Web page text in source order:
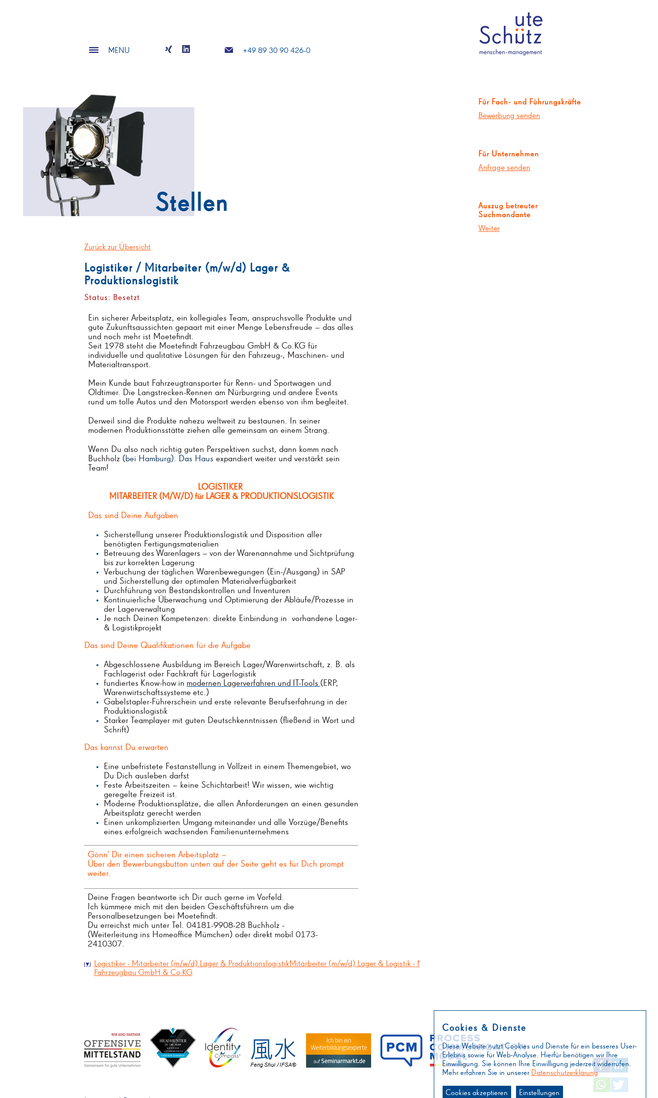
MENU +49 89 30 90 426-0
Stellen
Zurück zur Übersicht
Logistiker / Mitarbeiter (m/w/d) Lager &
Produktionslogistik
Status: Besetzt
Ein sicherer Arbeitsplatz, ein kollegiales Team, anspruchsvolle Produkte und
gute Zukunftsaussichten gepaart mit einer Menge Lebensfreude – das alles
und noch mehr ist Moetefindt.
Seit 1978 steht die Moetefindt Fahrzeugbau GmbH & Co.KG für
individuelle und qualitative Lösungen für den Fahrzeug-, Maschinen- und
Materialtransport.
Mein Kunde baut Fahrzeugtransporter für Renn- und Sportwagen und
Oldtimer. Die Langstrecken-Rennen am Nürburgring und andere Events
rund um tolle Autos und den Motorsport werden ebenso von ihm begleitet.
Derweil sind die Produkte nahezu weltweit zu bestaunen. In seiner
modernen Produktionsstätte ziehen alle gemeinsam an einem Strang.
Wenn Du also nach richtig guten Perspektiven suchst, dann komm nach
Buchholz (bei Hamburg). Das Haus expandiert weiter und verstärkt sein
Team!
LOGISTIKER
MITARBEITER (M/W/D)für LAGER & PRODUKTIONSLOGISTIK
Das sind Deine Aufgaben
Sicherstellung unserer Produktionslogistik und Disposition aller
benötigten Fertigungsmaterialien
Betreuung des Warenlagers – von der Warenannahme und Sichtprüfung
bis zur korrekten Lagerung
Verbuchung der täglichen Warenbewegungen (Ein-/Ausgang) in SAP
und Sicherstellung der optimalen Materialverfügbarkeit
Durchführung von Bestandskontrollen und Inventuren
Kontinuierliche Überwachung und Optimierung der Abläufe/Prozesse in
der Lagerverwaltung
Je nach Deinen Kompetenzen: direkte Einbindung in vorhandene Lager-
& Logistikprojekt
Das sind Deine Qualifikationen für die Aufgabe
Abgeschlossene Ausbildung im Bereich Lager/Warenwirtschaft, z. B. als
Fachlagerist oder Fachkraft für Lagerlogistik
fundiertes Know-how in modernen Lagerverfahren und IT-Tools (ERP,
Warenwirtschaftssysteme etc.)
Gabelstapler-Führerschein und erste relevante Berufserfahrung in der
Produktionslogistik
Starker Teamplayer mit guten Deutschkenntnissen (fließend in Wort und
Schrift)
Das kannst Du erwarten
Eine unbefristete Festanstellung in Vollzeit in einem Themengebiet, wo
Du Dich ausleben darfst
Feste Arbeitszeiten – keine Schichtarbeit! Wir wissen, wie wichtig
geregelte Freizeit ist.
Moderne Produktionsplätze, die allen Anforderungen an einen gesunden
Arbeitsplatz gerecht werden
Einen unkomplizierten Umgang miteinander und alle Vorzüge/Benefits
eines erfolgreich wachsenden Familienunternehmens
Gönn' Dir einen sicheren Arbeitsplatz –
Über den Bewerbungsbutton unten auf der Seite geht es für Dich prompt
weiter.
Deine Fragen beantworte ich Dir auch gerne im Vorfeld.
Ich kümmere mich mit den beiden Geschäftsführern um die
Personalbesetzungen bei Moetefindt.
Du erreichst mich unter Tel. 04181-9908-28 Buchholz -
(Weiterleitung ins Homeoffice Mümchen) oder direkt mobil 0173-
2410307.
Logistiker - Mitarbeiter (m/w/d) Lager & ProduktionslogistikMitarbeiter (m/w/d) Lager & Logistik - Moetefindt
Fahrzeugbau GmbH & Co.KG
Für Fach- und Führungskräfte
Bewerbung senden
Für Unternehmen
Anfrage senden
Auszug betreuter
Suchmandante
Weiter
Cookies & Dienste
Diese Website nutzt Cookies und Dienste für ein besseres User-
Erlebnis sowie für Web-Analyse. Hierfür benötigen wir Ihre
Einwilligung. Sie können Ihre Einwilligung jederzeit widerrufen.
Mehr erfahren Sie in unserer Datenschutzerklärung
Cookies akzeptieren Einstellungen